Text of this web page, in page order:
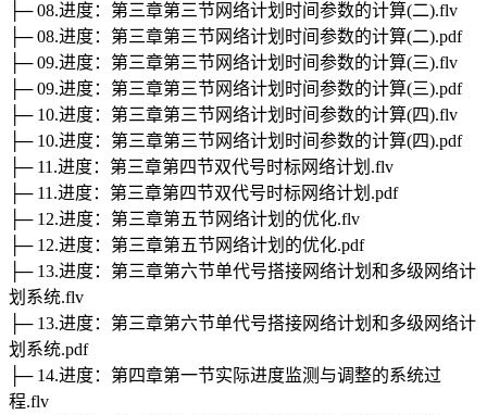
├─ 08.进度：第三章第三节网络计划时间参数的计算(二).flv
├─ 08.进度：第三章第三节网络计划时间参数的计算(二).pdf
├─ 09.进度：第三章第三节网络计划时间参数的计算(三).flv
├─ 09.进度：第三章第三节网络计划时间参数的计算(三).pdf
├─ 10.进度：第三章第三节网络计划时间参数的计算(四).flv
├─ 10.进度：第三章第三节网络计划时间参数的计算(四).pdf
├─ 11.进度：第三章第四节双代号时标网络计划.flv
├─ 11.进度：第三章第四节双代号时标网络计划.pdf
├─ 12.进度：第三章第五节网络计划的优化.flv
├─ 12.进度：第三章第五节网络计划的优化.pdf
├─ 13.进度：第三章第六节单代号搭接网络计划和多级网络计
划系统.flv
├─ 13.进度：第三章第六节单代号搭接网络计划和多级网络计
划系统.pdf
├─ 14.进度：第四章第一节实际进度监测与调整的系统过
程.flv